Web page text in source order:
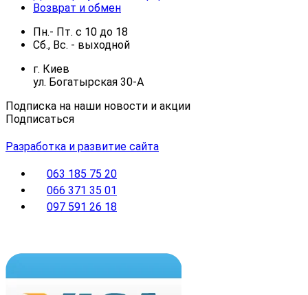
Возврат и обмен
Пн.- Пт. с 10 до 18
Сб., Вс. - выходной
г. Киев
ул. Богатырская 30-А
Подписка на наши новости и акции
Подписаться
Разработка и развитие сайта
063 185 75 20
066 371 35 01
097 591 26 18